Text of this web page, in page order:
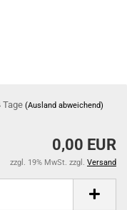
Tage(Ausland abweichend)
0,00 EUR
zzgl. 19% MwSt. zzgl. Versand